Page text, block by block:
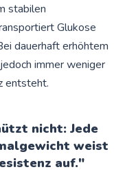
stabilen
Glukose
dauerhaft erhöhtem
immer weniger
entsteht.
nicht: Jede
weist
auf."